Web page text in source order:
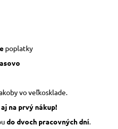
poplatky
vo veľkosklade.
na prvý nákup!
do dvoch pracovných dní